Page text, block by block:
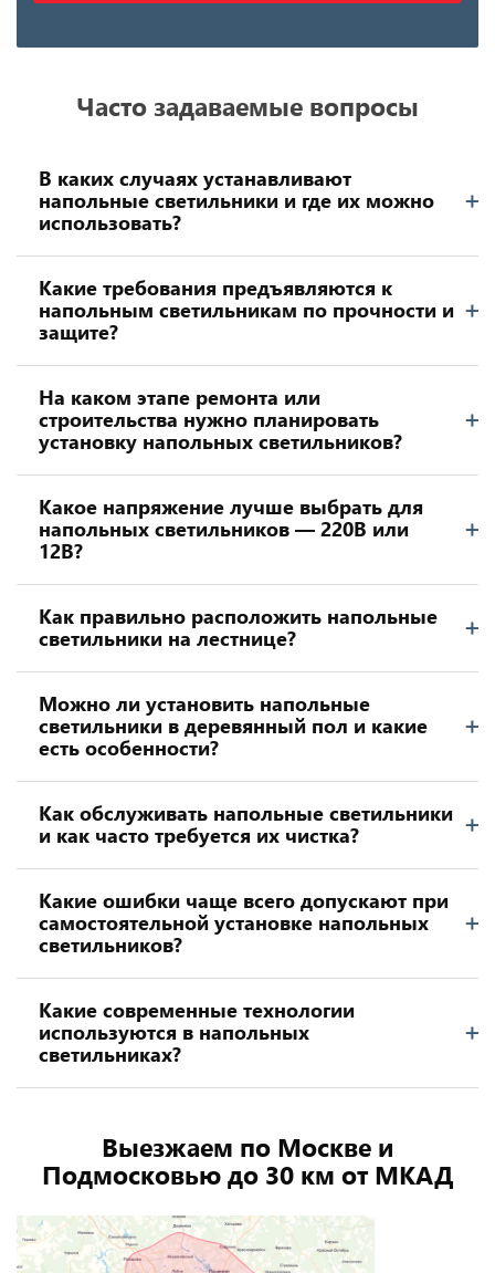
Часто задаваемые вопросы
В каких случаях устанавливают
напольные светильники и где их можно
использовать?
Какие требования предъявляются к
напольным светильникам по прочности и
защите?
На каком этапе ремонта или
строительства нужно планировать
установку напольных светильников?
Какое напряжение лучше выбрать для
напольных светильников — 220В или
12В?
Как правильно расположить напольные
светильники на лестнице?
Можно ли установить напольные
светильники в деревянный пол и какие
есть особенности?
Как обслуживать напольные светильники
и как часто требуется их чистка?
Какие ошибки чаще всего допускают при
самостоятельной установке напольных
светильников?
Какие современные технологии
используются в напольных
светильниках?
Выезжаем по Москве и
Подмосковью до 30 км от МКАД